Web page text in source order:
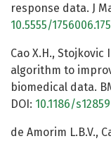
response data. J
10.5555/
Cao X.H.,
algorithm to
biomedical data.
DOI: 10.1186/
de Amorim L.B.V.,